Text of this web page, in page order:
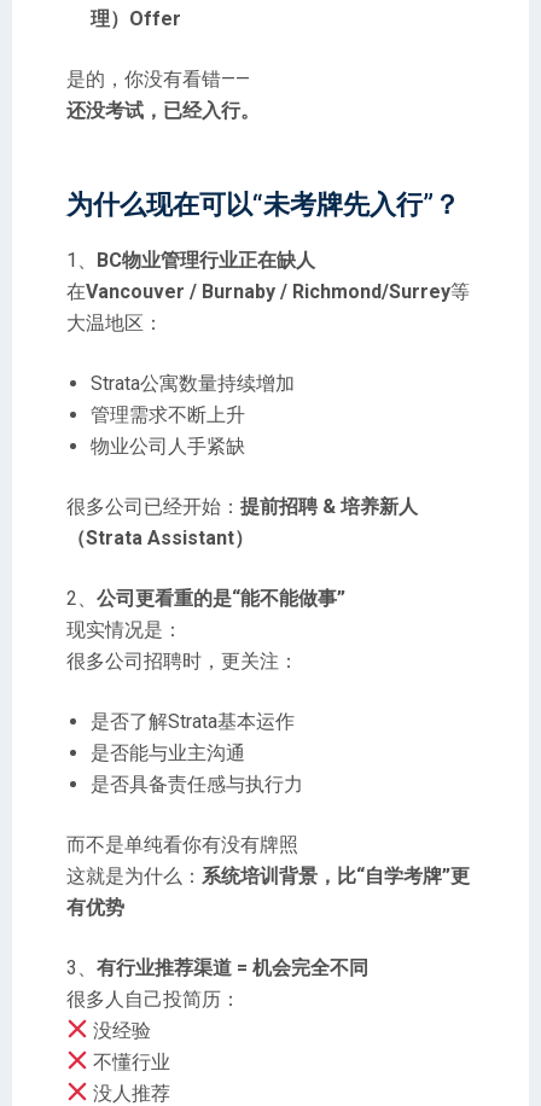
理）Offer
是的，你没有看错——
还没考试，已经入行。
为什么现在可以“未考牌先入行”？
1、 BC物业管理行业正在缺人
在Vancouver / Burnaby / Richmond/Surrey等
大温地区：
Strata公寓数量持续增加
管理需求不断上升
物业公司人手紧缺
很多公司已经开始： 提前招聘 & 培养新人
（Strata Assistant）
2、 公司更看重的是“能不能做事”
现实情况是：
很多公司招聘时，更关注：
是否了解Strata基本运作
是否能与业主沟通
是否具备责任感与执行力
而不是单纯看你有没有牌照
这就是为什么： 系统培训背景，比“自学考牌”更
有优势
3、 有行业推荐渠道 = 机会完全不同
很多人自己投简历：
没经验
不懂行业
没人推荐